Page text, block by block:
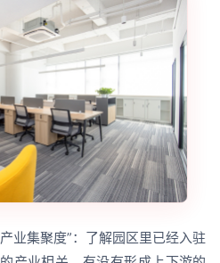
业集聚度”：了解园区里已经入驻